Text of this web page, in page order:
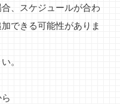
、スケジュールが合わ
できる可能性がありま
。